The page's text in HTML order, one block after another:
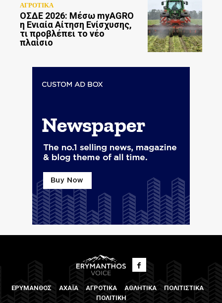
ΑΓΡΟΤΙΚΑ
ΟΣΔΕ 2026: Μέσω myAGRO
η Ενιαία Αίτηση Ενίσχυσης,
τι προβλέπει το νέο
πλαίσιο
ΕΡΥΜΑΝΘΟΣ ΑΧΑΪΑ ΑΓΡΟΤΙΚΑ ΑΘΛΗΤΙΚΑ
ΠΟΛΙΤΙΣΤΙΚΑ
ΠΟΛΙΤΙΚΗ